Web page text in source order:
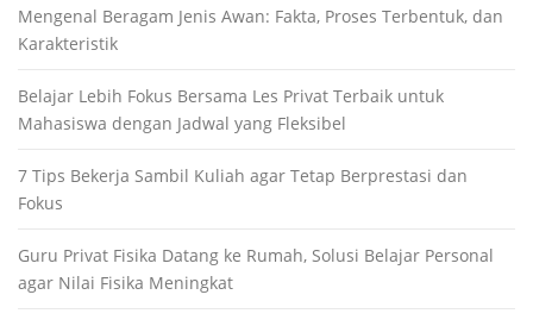
Mengenal Beragam Jenis Awan: Fakta, Proses Terbentuk, dan
Karakteristik
Belajar Lebih Fokus Bersama Les Privat Terbaik untuk
Mahasiswa dengan Jadwal yang Fleksibel
7 Tips Bekerja Sambil Kuliah agar Tetap Berprestasi dan
Fokus
Guru Privat Fisika Datang ke Rumah, Solusi Belajar Personal
agar Nilai Fisika Meningkat